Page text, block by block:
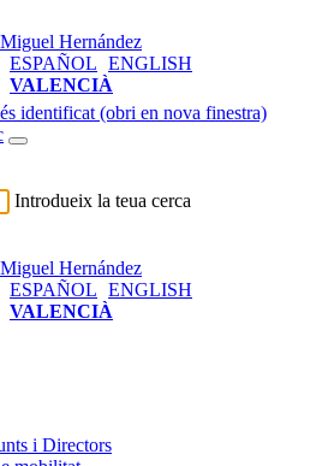
ESPAÑOL ENGLISH
VALENCIÀ
identificat (obri en nova finestra)
Introdueix la teua cerca
ESPAÑOL ENGLISH
VALENCIÀ
i Directors